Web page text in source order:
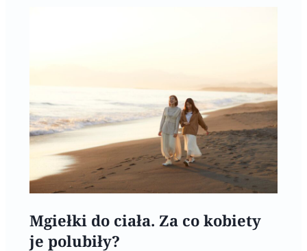
Mgiełki do ciała. Za co kobiety
je polubiły?